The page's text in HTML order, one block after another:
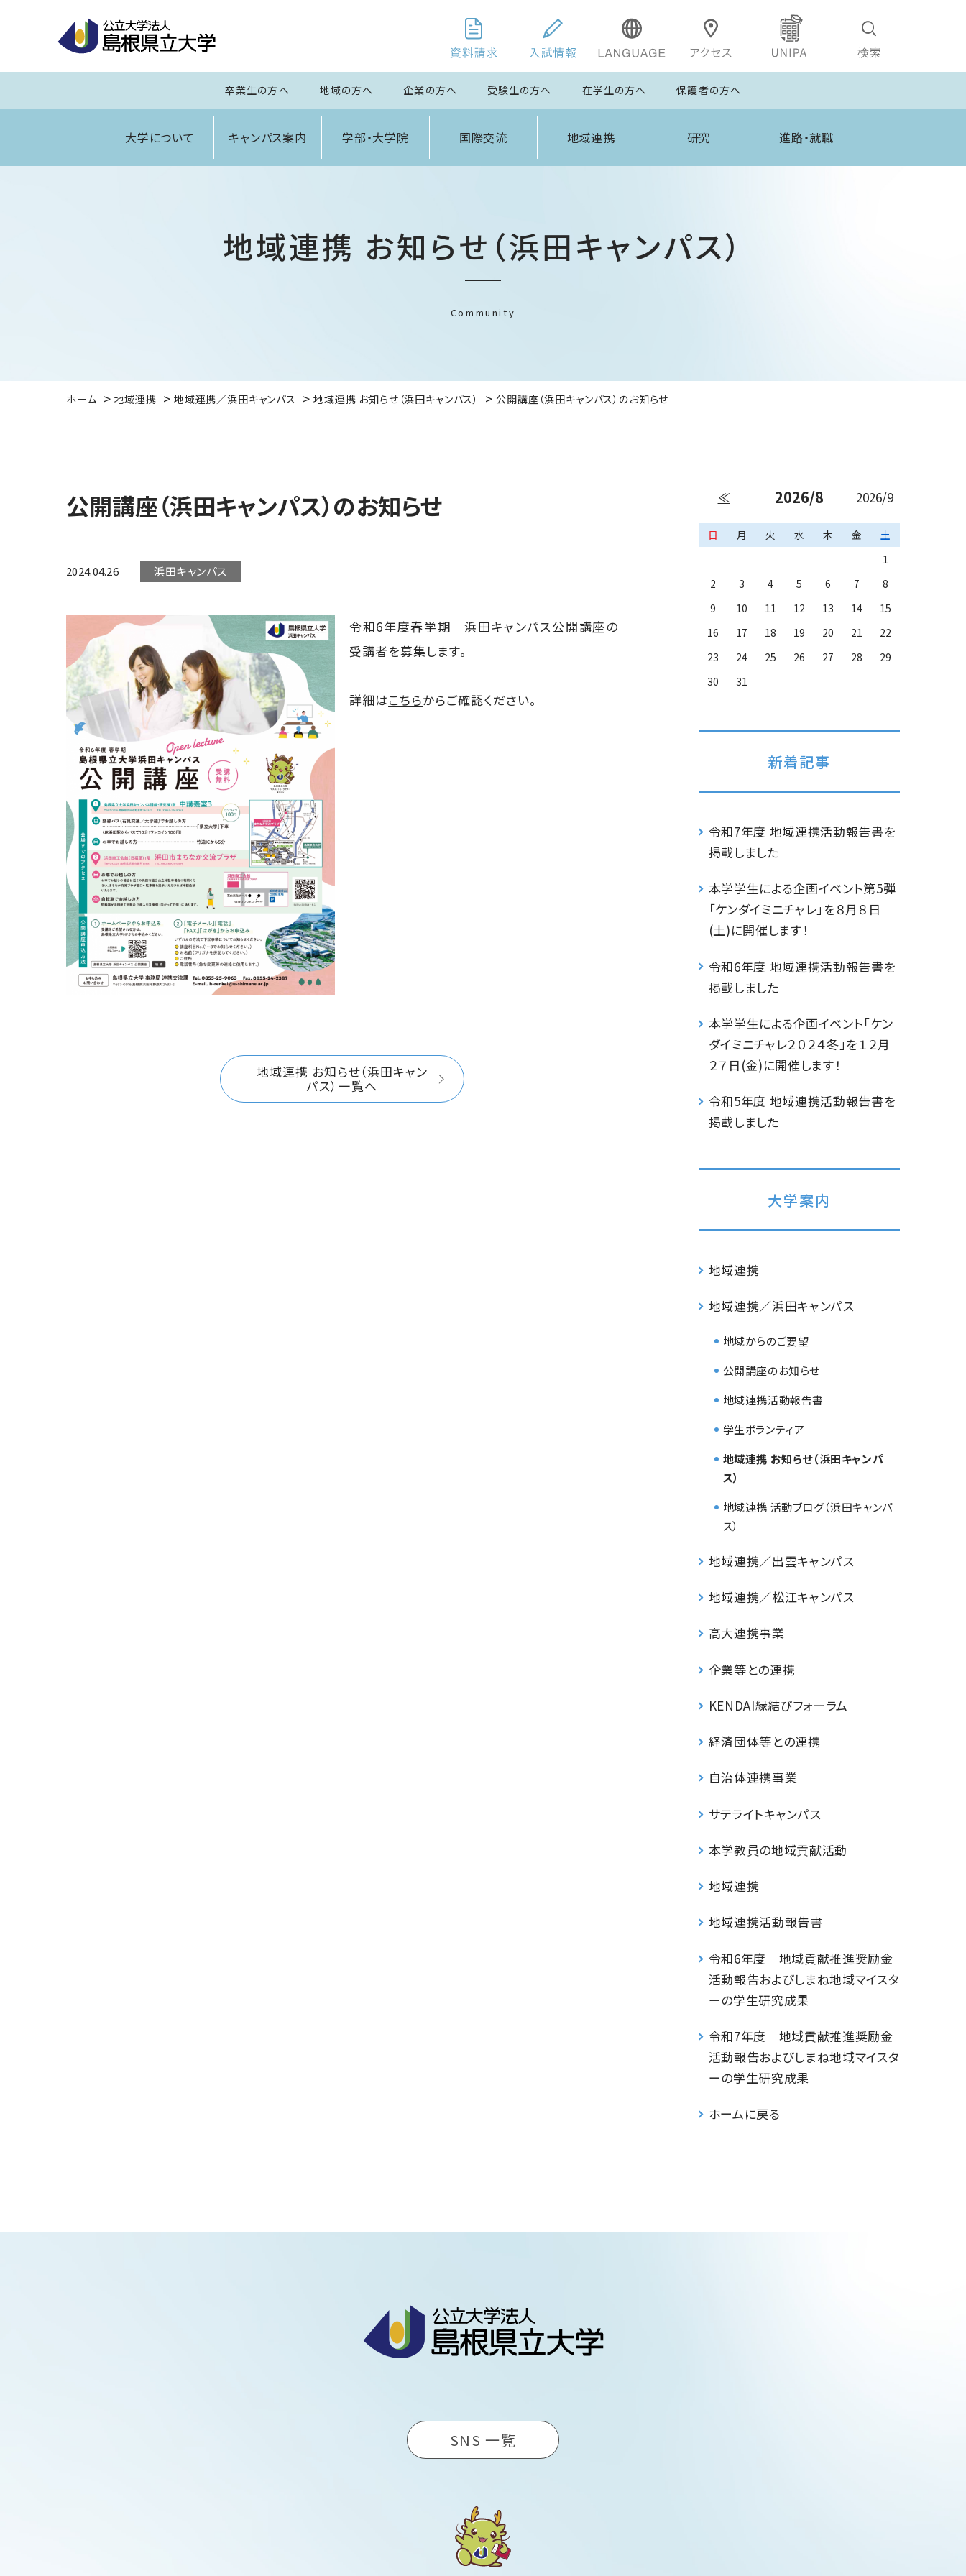
卒業生の方へ 地域の方へ 企業の方へ 受験生の方へ 在学生の方へ 保護者の方へ
大学について キャンパス案内 学部・大学院 国際交流 地域連携 研究 進路・就職
地域連携 お知らせ（浜田キャンパス）
Community
ホーム 地域連携 地域連携／浜田キャンパス 地域連携 お知らせ（浜田キャンパス） 公開講座（浜田キャンパス）のお知らせ
公開講座（浜田キャンパス）のお知らせ
2024.04.26 浜田キャンパス
令和6年度春学期 浜田キャンパス公開講座の
受講者を募集します。
詳細はこちらからご確認ください。
地域連携 お知らせ（浜田キャン
パス）一覧へ
≪ 2026/8 2026/9
日 月 火 水 木 金
土
1
2
3 4 5 6 7
8
9
10 11 12 13 14
15
16
17 18 19 20 21
22
23
24 25 26 27 28
29
30
31
新着記事
令和7年度 地域連携活動報告書を
掲載しました
本学学生による企画イベント第5弾
「ケンダイミニチャレ」を８月８日
(土)に開催します！
令和6年度 地域連携活動報告書を
掲載しました
本学学生による企画イベント「ケン
ダイミニチャレ２０２４冬」を１２月
２７日(金)に開催します！
令和5年度 地域連携活動報告書を
掲載しました
大学案内
地域連携
地域連携／浜田キャンパス
地域からのご要望
公開講座のお知らせ
地域連携活動報告書
学生ボランティア
地域連携 お知らせ（浜田キャンパ
ス）
地域連携 活動ブログ（浜田キャンパ
ス）
地域連携／出雲キャンパス
地域連携／松江キャンパス
高大連携事業
企業等との連携
KENDAI縁結びフォーラム
経済団体等との連携
自治体連携事業
サテライトキャンパス
本学教員の地域貢献活動
地域連携
地域連携活動報告書
令和6年度 地域貢献推進奨励金
活動報告およびしまね地域マイスタ
ーの学生研究成果
令和7年度 地域貢献推進奨励金
活動報告およびしまね地域マイスタ
ーの学生研究成果
ホームに戻る
SNS 一覧